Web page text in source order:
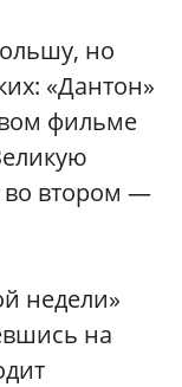
но
«Дантон»
фильме
втором —
недели»
на